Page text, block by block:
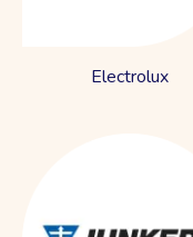
Electrolux